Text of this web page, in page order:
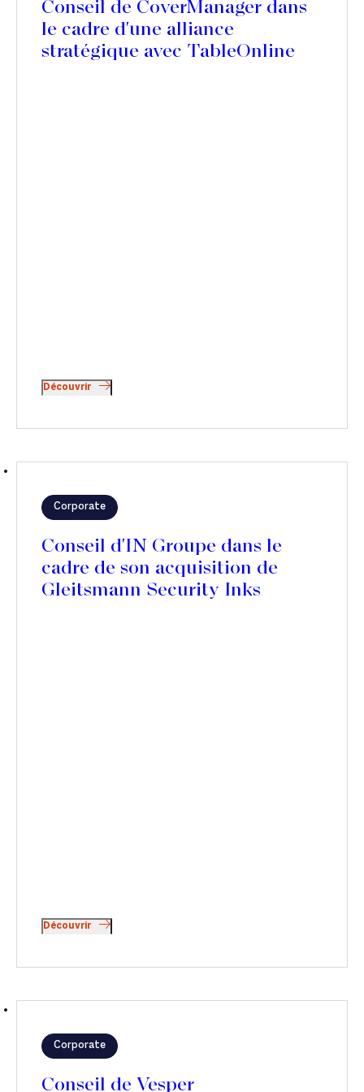
Conseil de CoverManager dans
le cadre d'une alliance
stratégique avec TableOnline
Découvrir
Corporate
Conseil d'IN Groupe dans le
cadre de son acquisition de
Gleitsmann Security Inks
Découvrir
Corporate
Conseil de Vesper